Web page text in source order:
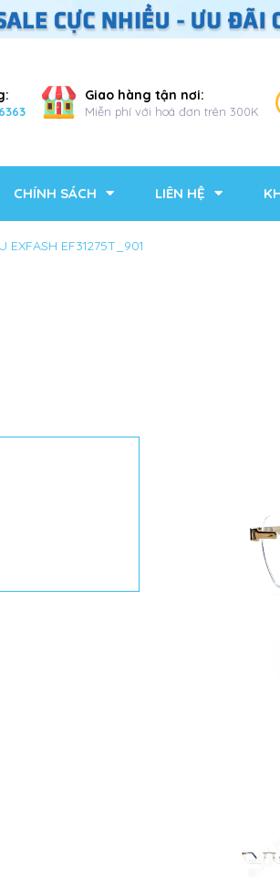
Giao hàng tận nơi:
Miễn phí với hoá đơn trên 300K
CHÍNH SÁCH LIÊN HỆ
EXFASH EF31275T_901